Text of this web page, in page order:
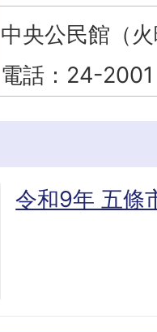
中央公民館（
電話：24-2001
令和9年 五條